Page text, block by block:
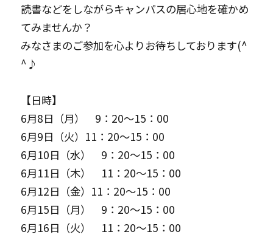
読書などをしながらキャンパスの居心地を確かめ
てみませんか？
みなさまのご参加を心よりお待ちしております(^
^♪
【日時】
6月8日（月） 9：20～15：00
6月9日（火）11：20～15：00
6月10日（水） 9：20～15：00
6月11日（木） 11：20～15：00
6月12日（金）11：20～15：00
6月15日（月） 9：20～15：00
6月16日（火） 11：20～15：00